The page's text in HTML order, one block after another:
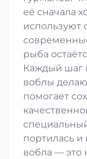
её сначала
используют
рыба
Каждый шаг
воблы
помогает
портилась и
вобла — это